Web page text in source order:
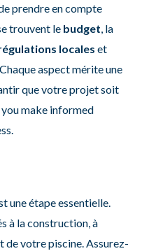
prendre en compte
trouvent le budget , la
locales et
aspect mérite une
que votre projet soit
make informed
une étape essentielle.
à la construction, à
de votre piscine. Assurez-